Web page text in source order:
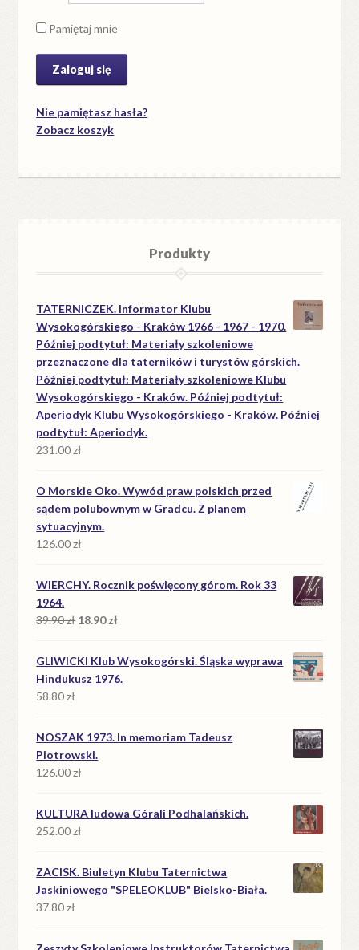
Pamiętaj mnie
Nie pamiętasz hasła?
Zobacz koszyk
Produkty
TATERNICZEK. Informator Klubu
Wysokogórskiego - Kraków 1966 - 1967 - 1970.
Później podtytuł: Materiały szkoleniowe
przeznaczone dla taterników i turystów górskich.
Później podtytuł: Materiały szkoleniowe Klubu
Wysokogórskiego - Kraków. Później podtytuł:
Aperiodyk Klubu Wysokogórskiego - Kraków. Później
podtytuł: Aperiodyk.
231.00zł
O Morskie Oko. Wywód praw polskich przed
sądem polubownym w Gradcu. Z planem
sytuacyjnym.
126.00zł
WIERCHY. Rocznik poświęcony górom. Rok 33
1964.
39.90zł Pierwotna
wynosiła:
39.90 zł.
18.90złAktualna
wynosi:
18.90 zł.
GLIWICKI Klub Wysokogórski. Śląska wyprawa
Hindukusz 1976.
58.80zł
NOSZAK 1973. In memoriam Tadeusz
Piotrowski.
126.00zł
KULTURA ludowa Górali Podhalańskich.
252.00zł
ZACISK. Biuletyn Klubu Taternictwa
Jaskiniowego "SPELEOKLUB" Bielsko-Biała.
37.80zł